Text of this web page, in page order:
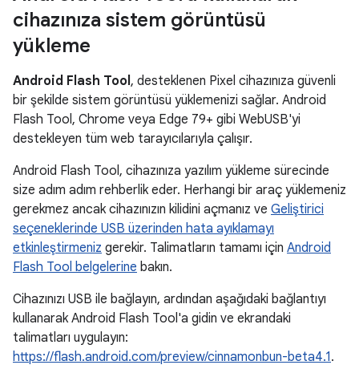
cihazınıza sistem görüntüsü
yükleme
Android Flash Tool, desteklenen Pixel cihazınıza güvenli
bir şekilde sistem görüntüsü yüklemenizi sağlar. Android
Flash Tool, Chrome veya Edge 79+ gibi WebUSB'yi
destekleyen tüm web tarayıcılarıyla çalışır.
Android Flash Tool, cihazınıza yazılım yükleme sürecinde
size adım adım rehberlik eder. Herhangi bir araç yüklemeniz
gerekmez ancak cihazınızın kilidini açmanız ve Geliştirici
seçeneklerinde USB üzerinden hata ayıklamayı
etkinleştirmeniz gerekir. Talimatların tamamı için Android
Flash Tool belgelerine bakın.
Cihazınızı USB ile bağlayın, ardından aşağıdaki bağlantıyı
kullanarak Android Flash Tool'a gidin ve ekrandaki
talimatları uygulayın:
https://flash.android.com/preview/cinnamonbun-beta4.1.